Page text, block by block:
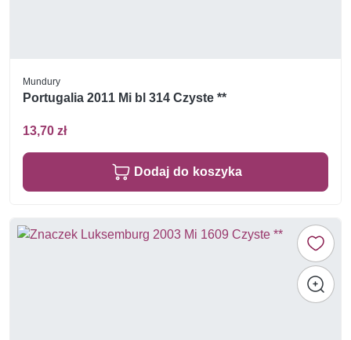
Mundury
Portugalia 2011 Mi bl 314 Czyste **
13,70 zł
Dodaj do koszyka